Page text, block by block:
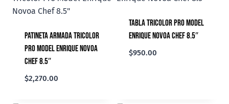
Patineta Armada Tricolor
Pro Model Enrique Novoa
Chef 8.5″
$2,270.00
Tabla Tricolor Pro Model
Enrique Novoa Chef 8.5″
$950.00